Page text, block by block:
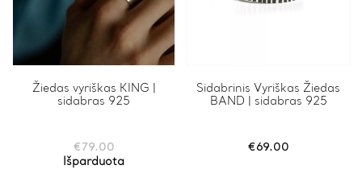
Žiedas vyriškas KING |
sidabras 925
€ 79.00
Išparduota
Sidabrinis Vyriškas Žiedas
BAND | sidabras 925
€69.00